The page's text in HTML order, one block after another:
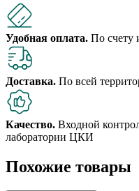
Удобная оплата. По счету
Доставка. По всей
Качество. Входной
лаборатории ЦКИ
Похожие товары